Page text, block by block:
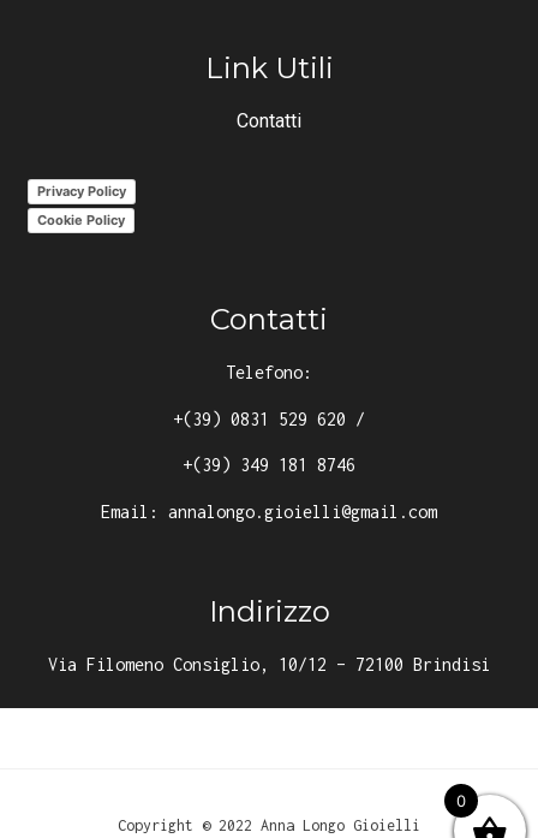
Link Utili
Contatti
Privacy Policy
Cookie Policy
Contatti
Telefono:
+(39) 0831 529 620 /
+(39) 349 181 8746
Email: annalongo.gioielli@gmail.com
Indirizzo
Via Filomeno Consiglio, 10/12 – 72100 Brindisi
Copyright © 2022 Anna Longo Gioielli
0